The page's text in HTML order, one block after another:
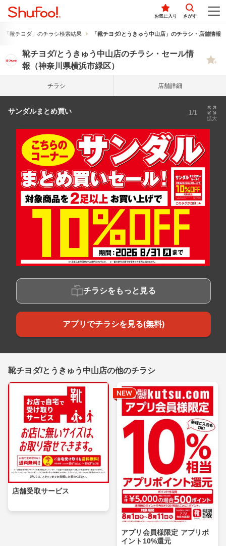
お気に入り さがす
「靴チヨダ」のチラシ検索結果 「靴チヨダ/とうきゅう中山店」のチラシ・店舗情報
靴チヨダ/とうきゅう中山店のチラシ・セール情
報（神奈川県横浜市緑区）
チラシ 店舗詳細
サンダルまとめ買い 1/1
拡大
チラシをもっと見る
アプリでチラシを見る(無料)
靴チヨダ/とうきゅう中山店の他のチラシ
店舗受取サービス
アプリ会員様限定 アプリポ
イント10%還元